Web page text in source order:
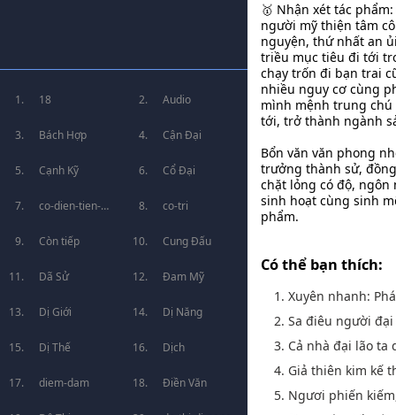
18 Audio
Bách Hợp Cận Đại
Cạnh Kỹ Cổ Đại
co-dien-tien-
hiep
co-tri
Còn tiếp Cung Đấu
Dã Sử Đam Mỹ
Dị Giới Dị Năng
Dị Thế Dịch
diem-dam Điền Văn
🥇 Nhận xét tác
người mỹ thiện tâm
nguyện, thứ nhất an
triều mục tiêu đi tới
chạy trốn đi bạn trai
nhiều nguy cơ cùng
mình mệnh trung
tới, trở thành ngành
Bổn văn văn phong
trưởng thành sử,
chặt lỏng có độ,
sinh hoạt cùng sinh
phẩm.
Có thể bạn thích:
1. Xuyên nhanh:
2. Sa điêu người
3. Cả nhà đại lão ta
4. Giả thiên kim kế
5. Ngươi phiến